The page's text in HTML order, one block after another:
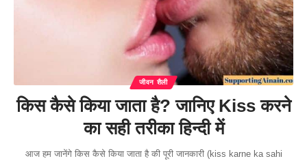
जीवन शैली
किस कैसे किया जाता है? जानिए Kiss करने
का सही तरीका हिन्दी में
आज हम जानेंगे किस कैसे किया जाता है की पूरी जानकारी (kiss karne ka sahi